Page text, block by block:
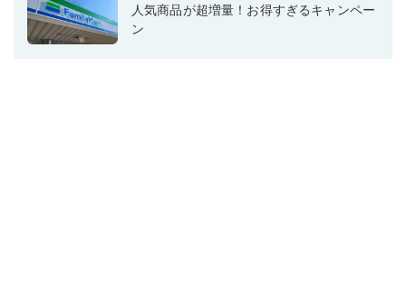
人気商品が超増量！お得すぎるキャンペー
ン